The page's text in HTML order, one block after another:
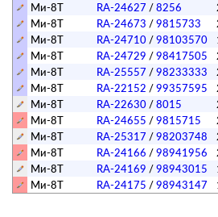
Ми-8Т
RA-24627 /8256
Ми-8Т
RA-24673 /9815733
Ми-8Т
RA-24710 /98103570
Ми-8Т
RA-24729 /98417505
Ми-8Т
RA-25557 /98233333
Ми-8Т
RA-22152 /99357595
Ми-8Т
RA-22630 /8015
Ми-8Т
RA-24655 /9815715
Ми-8Т
RA-25317 /98203748
Ми-8Т
RA-24166 /98941956
Ми-8Т
RA-24169 /98943015
Ми-8Т
RA-24175 /98943147